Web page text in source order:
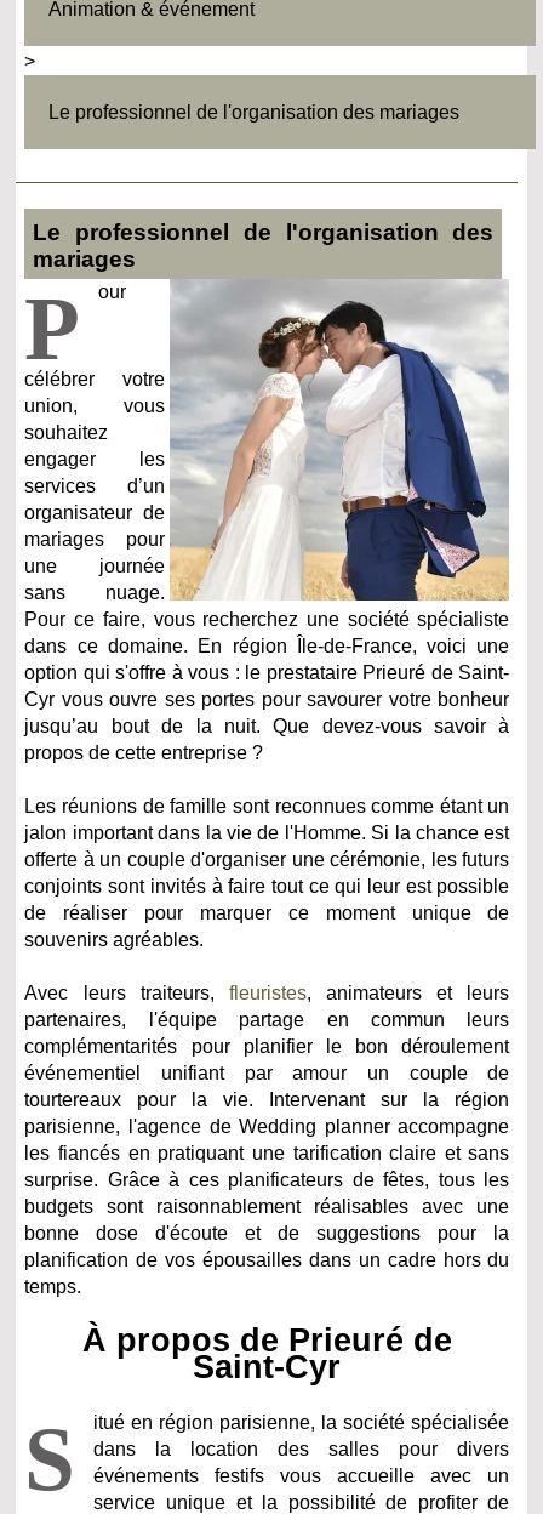
Animation & événement
>
Le professionnel de l'organisation des mariages
Le professionnel de l'organisation des
mariages
P our
célébrer votre
union, vous
souhaitez
engager les
services d’un
organisateur de
mariages pour
une journée
sans nuage.
Pour ce faire, vous recherchez une société spécialiste
dans ce domaine. En région Île-de-France, voici une
option qui s'offre à vous : le prestataire Prieuré de Saint-
Cyr vous ouvre ses portes pour savourer votre bonheur
jusqu’au bout de la nuit. Que devez-vous savoir à
propos de cette entreprise ?
Les réunions de famille sont reconnues comme étant un
jalon important dans la vie de l'Homme. Si la chance est
offerte à un couple d'organiser une cérémonie, les futurs
conjoints sont invités à faire tout ce qui leur est possible
de réaliser pour marquer ce moment unique de
souvenirs agréables.
Avec leurs traiteurs, fleuristes, animateurs et leurs
partenaires, l'équipe partage en commun leurs
complémentarités pour planifier le bon déroulement
événementiel unifiant par amour un couple de
tourtereaux pour la vie. Intervenant sur la région
parisienne, l'agence de Wedding planner accompagne
les fiancés en pratiquant une tarification claire et sans
surprise. Grâce à ces planificateurs de fêtes, tous les
budgets sont raisonnablement réalisables avec une
bonne dose d'écoute et de suggestions pour la
planification de vos épousailles dans un cadre hors du
temps.
À propos de Prieuré de
Saint-Cyr
S
itué en région parisienne, la société spécialisée
dans la location des salles pour divers
événements festifs vous accueille avec un
service unique et la possibilité de profiter de